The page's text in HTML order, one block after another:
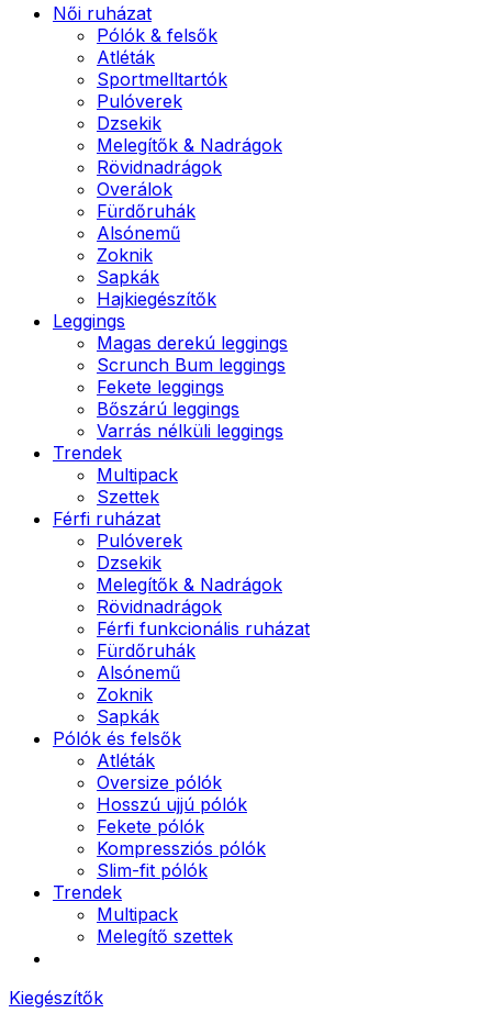
Női ruházat
Pólók & felsők
Atléták
Sportmelltartók
Pulóverek
Dzsekik
Melegítők & Nadrágok
Rövidnadrágok
Overálok
Fürdőruhák
Alsónemű
Zoknik
Sapkák
Hajkiegészítők
Leggings
Magas derekú leggings
Scrunch Bum leggings
Fekete leggings
Bőszárú leggings
Varrás nélküli leggings
Trendek
Multipack
Szettek
Férfi ruházat
Pulóverek
Dzsekik
Melegítők & Nadrágok
Rövidnadrágok
Férfi funkcionális ruházat
Fürdőruhák
Alsónemű
Zoknik
Sapkák
Pólók és felsők
Atléták
Oversize pólók
Hosszú ujjú pólók
Fekete pólók
Kompressziós pólók
Slim-fit pólók
Trendek
Multipack
Melegítő szettek
Kiegészítők